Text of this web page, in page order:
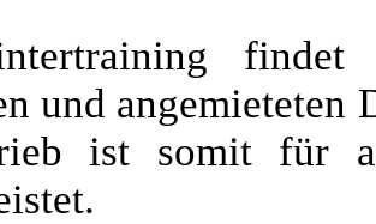
und
ist somit für